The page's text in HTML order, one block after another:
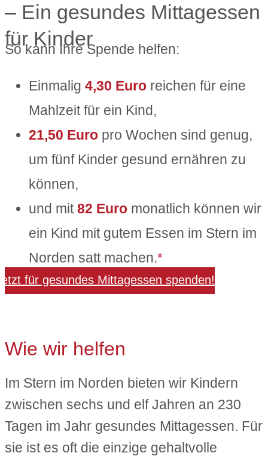
– Ein gesundes Mittagessen
für Kinder
So kann Ihre Spende helfen:
Einmalig 4,30 Euro reichen für eine
Mahlzeit für ein Kind,
21,50 Euro pro Wochen sind genug,
um fünf Kinder gesund ernähren zu
können,
und mit82 Euro monatlich können wir
ein Kind mit gutem Essen im Stern im
Norden satt machen.*
für gesundes Mittagessen spenden!
Wie wir helfen
Im Stern im Norden bieten wir Kindern
zwischen sechs und elf Jahren an 230
Tagen im Jahr gesundes Mittagessen. Für
sie ist es oft die einzige gehaltvolle